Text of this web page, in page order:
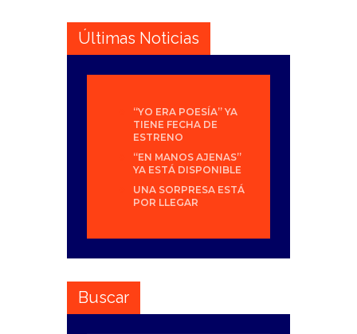
Últimas Noticias
“YO ERA POESÍA” YA
TIENE FECHA DE
ESTRENO
“EN MANOS AJENAS”
YA ESTÁ DISPONIBLE
UNA SORPRESA ESTÁ
POR LLEGAR
Buscar